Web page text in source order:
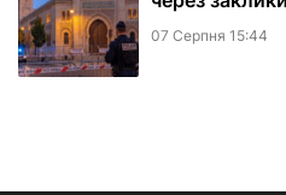
07 Серпня 15:44